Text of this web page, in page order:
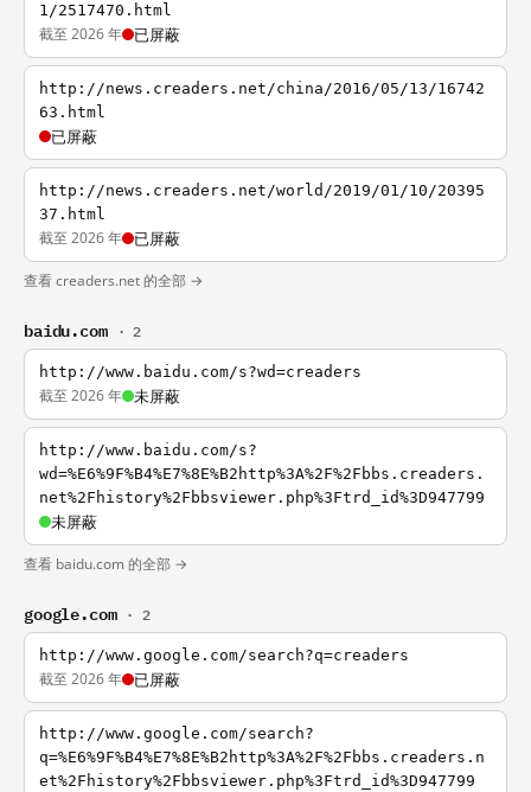
1/2517470.html
截至 2026 年 已屏蔽
http://news.creaders.net/china/2016/05/13/16742
63.html
已屏蔽
http://news.creaders.net/world/2019/01/10/20395
37.html
截至 2026 年 已屏蔽
查看 creaders.net 的全部 →
baidu.com · 2
http://www.baidu.com/s?wd=creaders
截至 2026 年 未屏蔽
http://www.baidu.com/s?
wd=%E6%9F%B4%E7%8E%B2http%3A%2F%2Fbbs.creaders.
net%2Fhistory%2Fbbsviewer.php%3Ftrd_id%3D947799
未屏蔽
查看 baidu.com 的全部 →
google.com · 2
http://www.google.com/search?q=creaders
截至 2026 年 已屏蔽
http://www.google.com/search?
q=%E6%9F%B4%E7%8E%B2http%3A%2F%2Fbbs.creaders.n
et%2Fhistory%2Fbbsviewer.php%3Ftrd_id%3D947799